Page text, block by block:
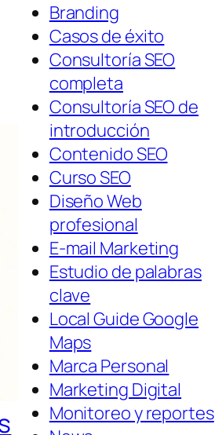
Branding
Casos de éxito
Consultoría SEO
completa
Consultoría SEO de
introducción
Contenido SEO
Curso SEO
Diseño Web
profesional
E-mail Marketing
Estudio de palabras
clave
Local Guide Google
Maps
Marca Personal
Marketing Digital
Monitoreo y reportes